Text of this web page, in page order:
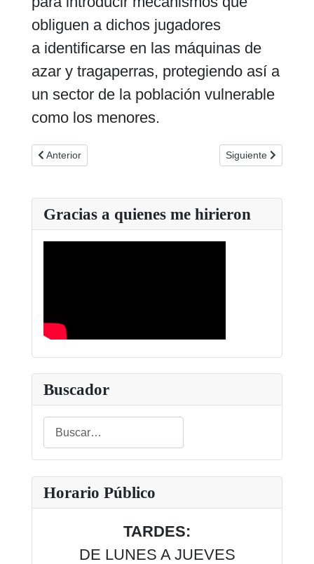
obliguen a dichos jugadores
a identificarse en las máquinas de
azar y tragaperras, protegiendo así a
un sector de la población vulnerable
como los menores.
Artículo anterior: Testimonio de una esposa con un marido
Anterior Artículo siguiente:
Siguiente
Gracias a quienes me hirieron
Buscador
Buscar
Type 2 or more characters for results.
Horario Público
TARDES:
DE LUNES A JUEVES